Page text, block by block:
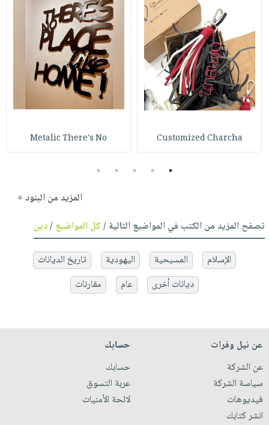
Customized Charcha
Metalic There's No
1
2
3
4
5
المزيد من البنود »
تصفح المزيد من الكتب في المواضيع التالية /كل المواضيع/دين
الإسلام المسيحية اليهودية
تاريخ الديانات
ديانات أخرى
عام مقارنات
عن نيل وفرات
عن الشركة
سياسة الشركة
فيديوهات
انشر كتابك
حسابك
حسابك
عربة التسوق
لائحة الأمنيات